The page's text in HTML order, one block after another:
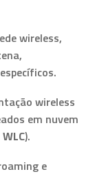
wireless,
wireless
em nuvem
WLC).
e